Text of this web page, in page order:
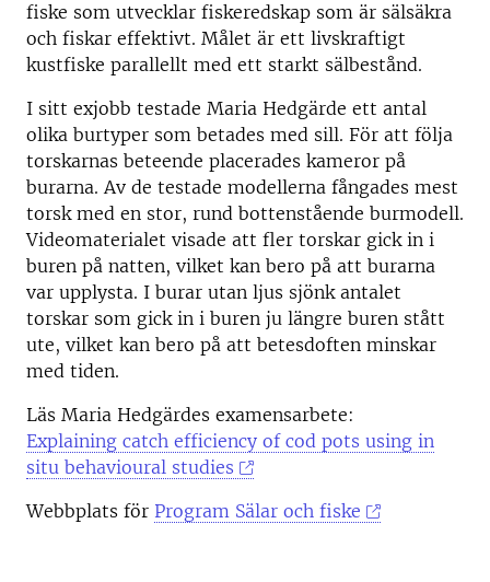
fiske som utvecklar fiskeredskap som är sälsäkra
och fiskar effektivt. Målet är ett livskraftigt
kustfiske parallellt med ett starkt sälbestånd.
I sitt exjobb testade Maria Hedgärde ett antal
olika burtyper som betades med sill. För att följa
torskarnas beteende placerades kameror på
burarna. Av de testade modellerna fångades mest
torsk med en stor, rund bottenstående burmodell.
Videomaterialet visade att fler torskar gick in i
buren på natten, vilket kan bero på att burarna
var upplysta. I burar utan ljus sjönk antalet
torskar som gick in i buren ju längre buren stått
ute, vilket kan bero på att betesdoften minskar
med tiden.
Läs Maria Hedgärdes examensarbete:
Explaining catch efficiency of cod pots using in
situ behavioural studies
Webbplats för Program Sälar och fiske